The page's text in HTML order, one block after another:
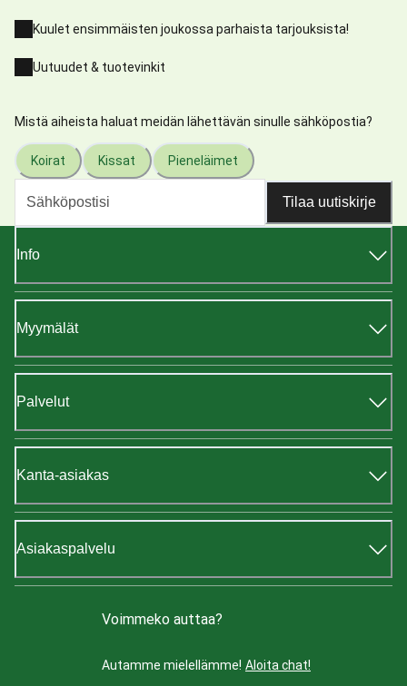
Kuulet ensimmäisten joukossa parhaista tarjouksista!
Uutuudet & tuotevinkit
Mistä aiheista haluat meidän lähettävän sinulle sähköpostia?
Koirat Kissat Pieneläimet
Tilaa uutiskirje
Info
Myymälät
Palvelut
Kanta-asiakas
Asiakaspalvelu
Voimmeko auttaa?
Autamme mielellämme! Aloita chat!